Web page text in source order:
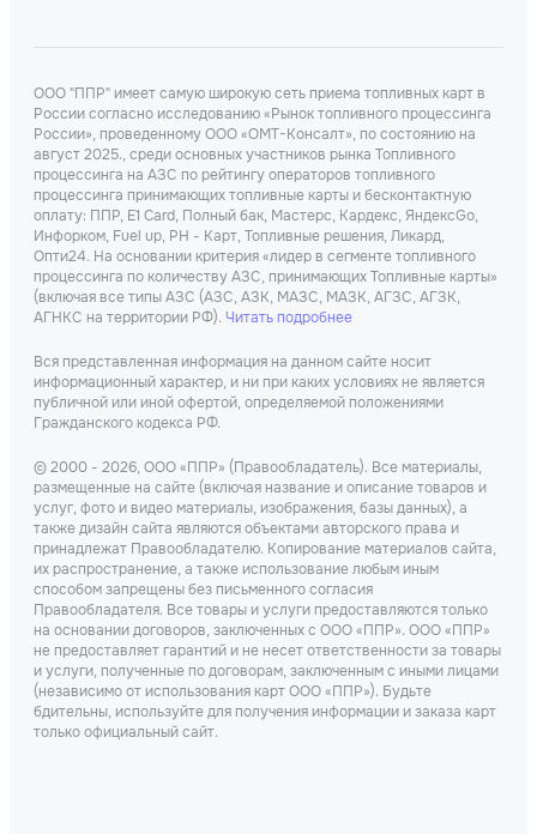
ООО "ППР" имеет самую широкую сеть приема топливных карт в
России согласно исследованию «Рынок топливного процессинга
России», проведенному ООО «ОМТ-Консалт», по состоянию на
август 2025., среди основных участников рынка Топливного
процессинга на АЗС по рейтингу операторов топливного
процессинга принимающих топливные карты и бесконтактную
оплату: ППР, Е1 Card, Полный бак, Мастерс, Кардекс, ЯндексGo,
Инфорком, Fuel up, РН - Карт, Топливные решения, Ликард,
Опти24. На основании критерия «лидер в сегменте топливного
процессинга по количеству АЗС, принимающих Топливные карты»
(включая все типы АЗС (АЗС, АЗК, МАЗС, МАЗК, АГЗС, АГЗК,
АГНКС на территории РФ). Читать подробнее
Вся представленная информация на данном сайте носит
информационный характер, и ни при каких условиях не является
публичной или иной офертой, определяемой положениями
Гражданского кодекса РФ.
© 2000 - 2026, ООО «ППР» (Правообладатель). Все материалы,
размещенные на сайте (включая название и описание товаров и
услуг, фото и видео материалы, изображения, базы данных), а
также дизайн сайта являются объектами авторского права и
принадлежат Правообладателю. Копирование материалов сайта,
их распространение, а также использование любым иным
способом запрещены без письменного согласия
Правообладателя. Все товары и услуги предоставляются только
на основании договоров, заключенных с ООО «ППР». ООО «ППР»
не предоставляет гарантий и не несет ответственности за товары
и услуги, полученные по договорам, заключенным с иными лицами
(независимо от использования карт ООО «ППР»). Будьте
бдительны, используйте для получения информации и заказа карт
только официальный сайт.